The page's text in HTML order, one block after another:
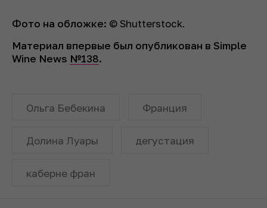
Фото на обложке: © Shutterstock.
Материал впервые был опубликован в Simple
Wine News №138.
Ольга Бебекина Франция
Долина Луары дегустация
каберне фран